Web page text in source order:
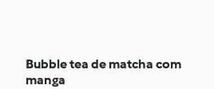
Bubble tea de matcha com
manga